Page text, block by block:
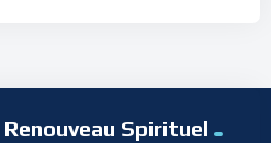
Spirituel